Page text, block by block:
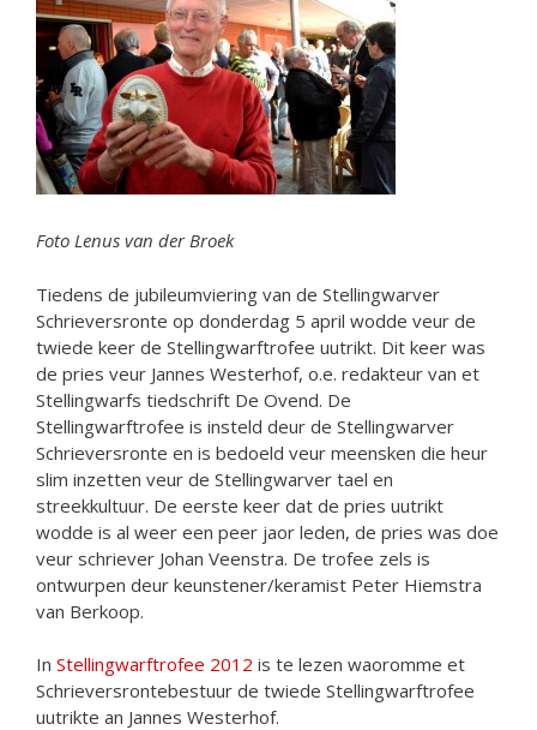
Foto Lenus van der Broek
Tiedens de jubileumviering van de Stellingwarver
Schrieversronte op donderdag 5 april wodde veur de
twiede keer de Stellingwarftrofee uutrikt. Dit keer was
de pries veur Jannes Westerhof, o.e. redakteur van et
Stellingwarfs tiedschrift De Ovend. De
Stellingwarftrofee is insteld deur de Stellingwarver
Schrieversronte en is bedoeld veur meensken die heur
slim inzetten veur de Stellingwarver tael en
streekkultuur. De eerste keer dat de pries uutrikt
wodde is al weer een peer jaor leden, de pries was doe
veur schriever Johan Veenstra. De trofee zels is
ontwurpen deur keunstener/keramist Peter Hiemstra
van Berkoop.
In Stellingwarftrofee 2012 is te lezen waoromme et
Schrieversrontebestuur de twiede Stellingwarftrofee
uutrikte an Jannes Westerhof.